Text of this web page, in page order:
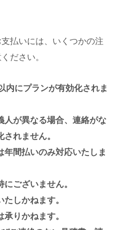
払いには、いくつかの注
ださい。
内にプランが有効化されま
人が異なる場合、連絡がな
れません。
間払いのみ対応いたしま
ございません。
しかねます。
りかねます。